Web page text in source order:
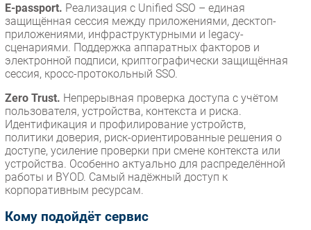
E-passport. Реализация с Unified SSO – единая
защищённая сессия между приложениями, десктоп-
приложениями, инфраструктурными и legacy-
сценариями. Поддержка аппаратных факторов и
электронной подписи, криптографически защищённая
сессия, кросс-протокольный SSO.
Zero Trust. Непрерывная проверка доступа с учётом
пользователя, устройства, контекста и риска.
Идентификация и профилирование устройств,
политики доверия, риск-ориентированные решения о
доступе, усиление проверки при смене контекста или
устройства. Особенно актуально для распределённой
работы и BYOD. Самый надёжный доступ к
корпоративным ресурсам.
Кому подойдёт сервис